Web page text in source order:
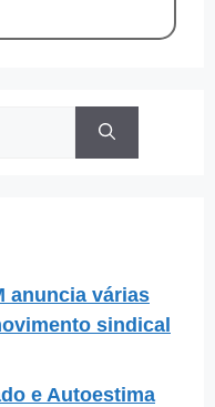
anuncia várias
sindical
e Autoestima